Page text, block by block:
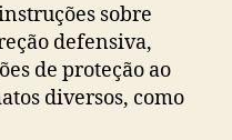
sobre
defensiva,
de proteção ao
diversos, como